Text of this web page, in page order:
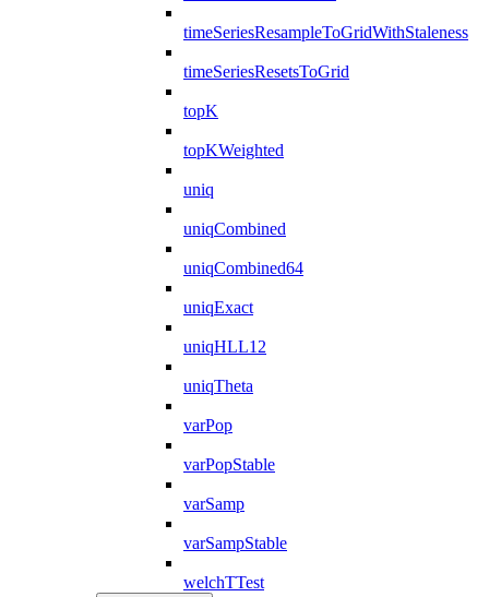
timeSeriesResampleToGridWithStaleness
timeSeriesResetsToGrid
topK
topKWeighted
uniq
uniqCombined
uniqCombined64
uniqExact
uniqHLL12
uniqTheta
varPop
varPopStable
varSamp
varSampStable
welchTTest